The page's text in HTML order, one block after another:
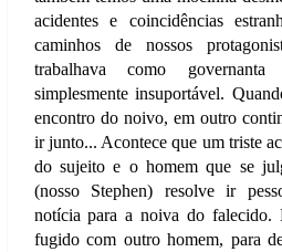
acidentes e coincidências
caminhos de nossos
trabalhava como
simplesmente insuportável.
encontro do noivo, em outro
ir junto... Acontece que um triste
do sujeito e o homem que se
(nosso Stephen) resolve ir
notícia para a noiva do
fugido com outro homem, para